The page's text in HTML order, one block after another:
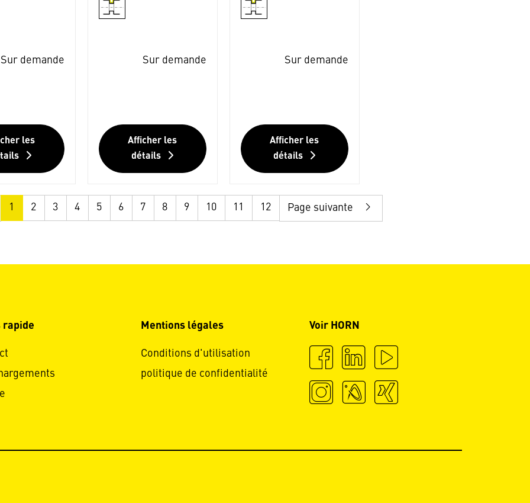
Sur demande
les
Sur demande
Afficher les
détails
Sur demande
Afficher les
détails
1 2 3 4 5 6 7 8 9 10 11 12 Page suivante
rapide Mentions légales
Conditions d'utilisation
politique de confidentialité
Voir HORN